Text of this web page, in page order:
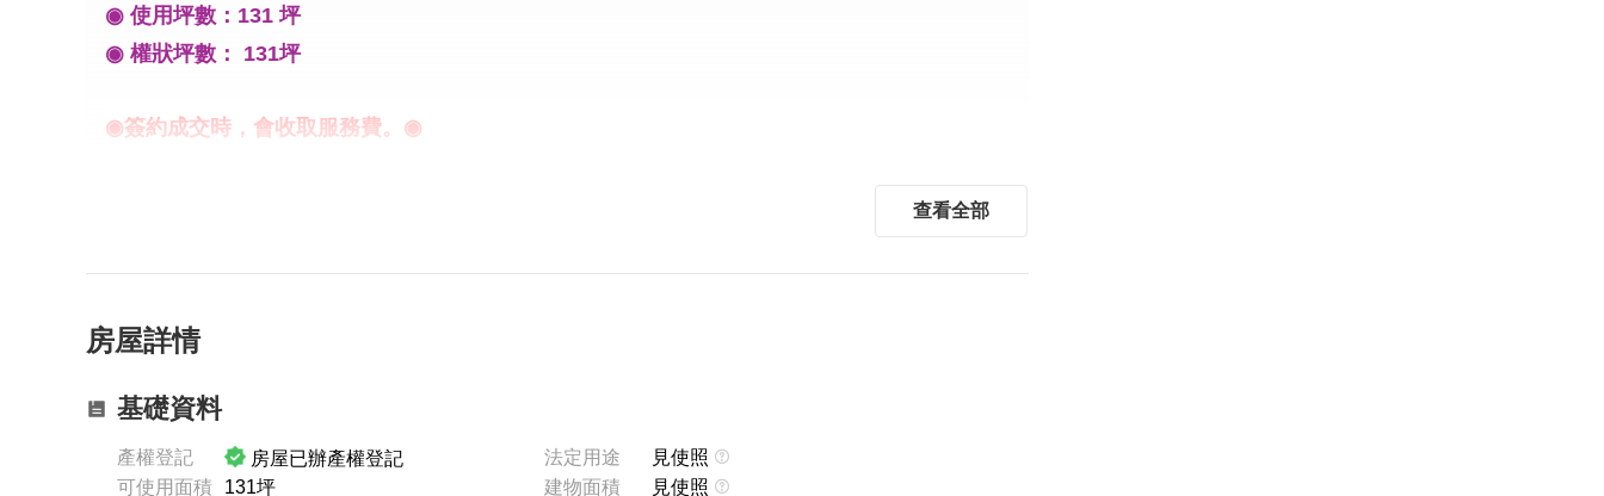
◉ 使用坪數：131 坪
◉ 權狀坪數： 131坪
◉簽約成交時，會收取服務費。◉
💎 先前承租整棟給海大托兒所。
💎 附近有便利商店、學校、各式商家。
💎 一樓可當店面，二樓以上住家也可。
💎 酌收半個月仲介費。
查看全部
房屋詳情
基礎資料
產權登記 房屋已辦產權登記 法定用途
見使照
可使用面積
131坪 建物面積
見使照